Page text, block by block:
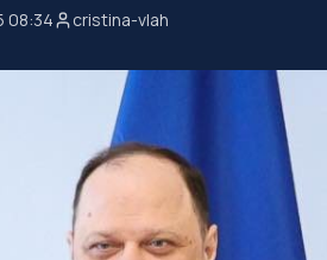
08:34 cristina-vlah